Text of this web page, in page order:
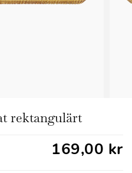
rektangulärt
169,00 kr